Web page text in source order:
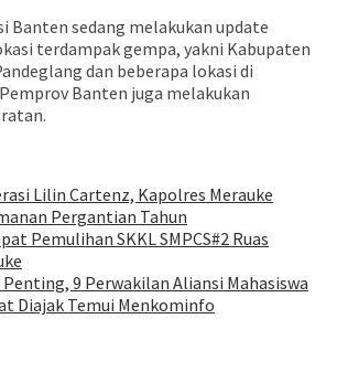
Banten sedang melakukan update
terdampak gempa, yakni Kabupaten
dan beberapa lokasi di
Banten juga melakukan
Lilin Cartenz, Kapolres Merauke
Pergantian Tahun
Pemulihan SKKL SMPCS#2 Ruas
Penting, 9 Perwakilan Aliansi Mahasiswa
Diajak Temui Menkominfo